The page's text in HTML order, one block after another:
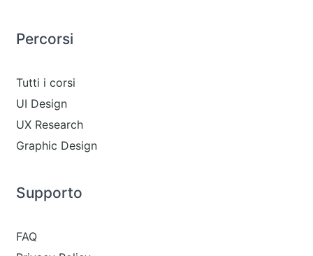
Percorsi
Tutti i corsi
UI Design
UX Research
Graphic Design
Supporto
FAQ